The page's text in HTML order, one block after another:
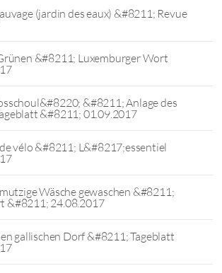
(jardin des eaux) &#8211; Revue
&#8211; Luxemburger Wort
&#8211; Anlage des
&#8211; 01.09.2017
vélo &#8211; L&#8217;essentiel
Wäsche gewaschen &#8211;
&#8211; 24.08.2017
gallischen Dorf &#8211; Tageblatt